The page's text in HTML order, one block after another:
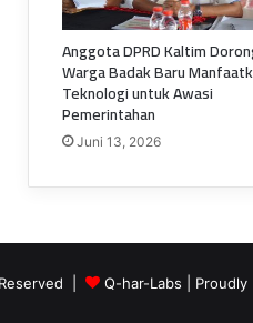
Anggota DPRD Kaltim
Warga Badak Baru
Teknologi untuk Awasi
Pemerintahan
Juni 13, 2026
| Q-har-Labs |